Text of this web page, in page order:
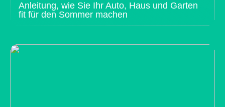
Anleitung, wie Sie Ihr Auto, Haus und Garten
fit für den Sommer machen